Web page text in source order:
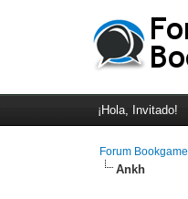
¡Hola, Invitado!
Forum Bookgame
Ankh